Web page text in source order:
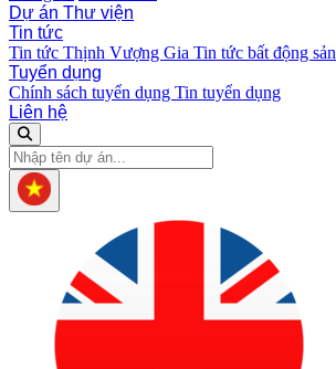
Dự án Thư viện
Tin tức
Tin tức Thịnh Vượng Gia Tin tức bất động sản
Tuyển dụng
Chính sách tuyển dụng Tin tuyển dụng
Liên hệ